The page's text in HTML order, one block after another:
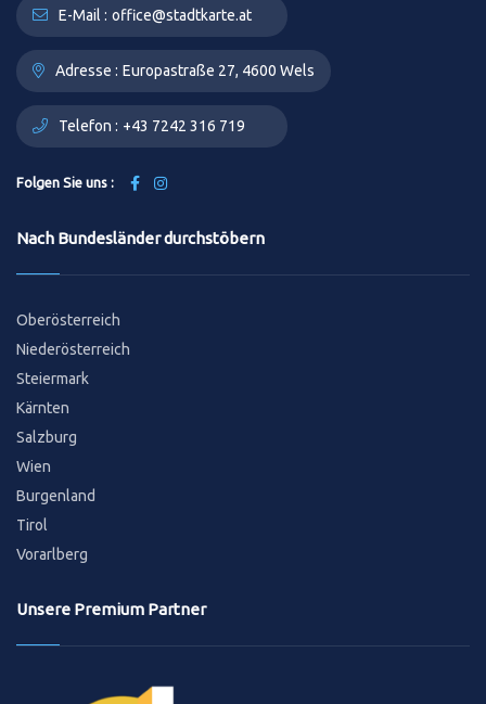
E-Mail : office@stadtkarte.at
Adresse : Europastraße 27, 4600 Wels
Telefon : +43 7242 316 719
Folgen Sie uns :
Nach Bundesländer durchstöbern
Oberösterreich
Niederösterreich
Steiermark
Kärnten
Salzburg
Wien
Burgenland
Tirol
Vorarlberg
Unsere Premium Partner